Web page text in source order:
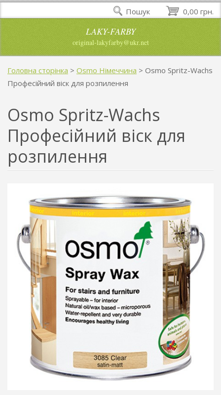
LAKY-FARBY
original-lakyfarby@ukr.net
Головна сторінка > Osmo Німеччина > Osmo Spritz-Wachs
Професійний віск для розпилення
Osmo Spritz-Wachs
Професійний віск для
розпилення
0,00 грн.
Пошук